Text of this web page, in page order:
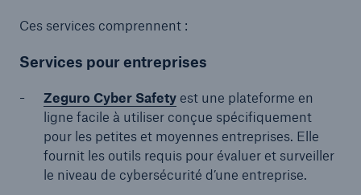
Ces services comprennent :
Services pour entreprises
Zeguro Cyber Safetyest une plateforme en
ligne facile à utiliser conçue spécifiquement
pour les petites et moyennes entreprises. Elle
fournit les outils requis pour évaluer et surveiller
le niveau de cybersécurité d’une entreprise.